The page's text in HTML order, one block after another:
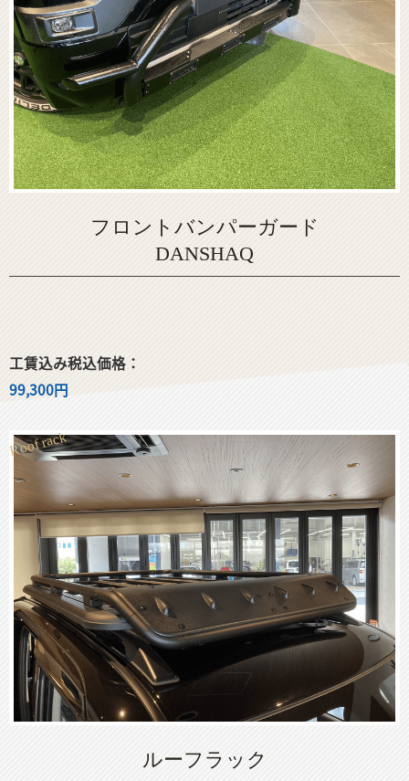
フロントバンパーガード
DANSHAQ
工賃込み税込価格：
99,300円
Roof rack
ルーフラック